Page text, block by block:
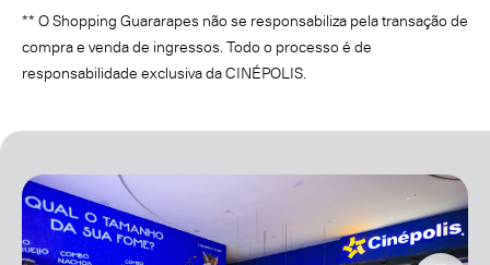
** O Shopping Guararapes não se responsabiliza pela transação de
compra e venda de ingressos. Todo o processo é de
responsabilidade exclusiva da CINÉPOLIS.